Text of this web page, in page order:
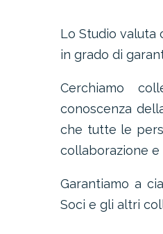
Lo Studio valuta
in grado di
Cerchiamo
conoscenza
che tutte le
collaborazione e
Garantiamo a
Soci e gli altri